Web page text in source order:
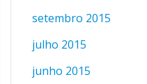
setembro 2015
julho 2015
junho 2015